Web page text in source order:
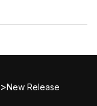
>New Release